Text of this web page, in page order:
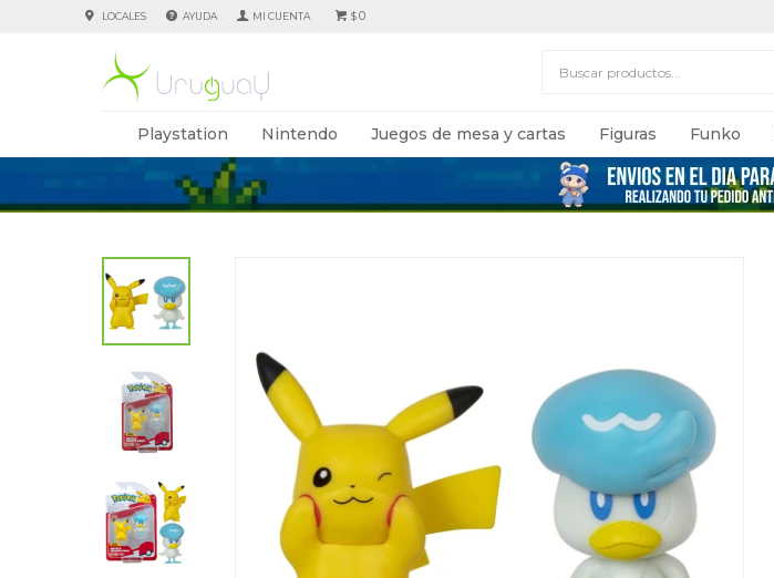
Playstation Nintendo Juegos de mesa y cartas Figuras Funko
$0
LOCALES AYUDA